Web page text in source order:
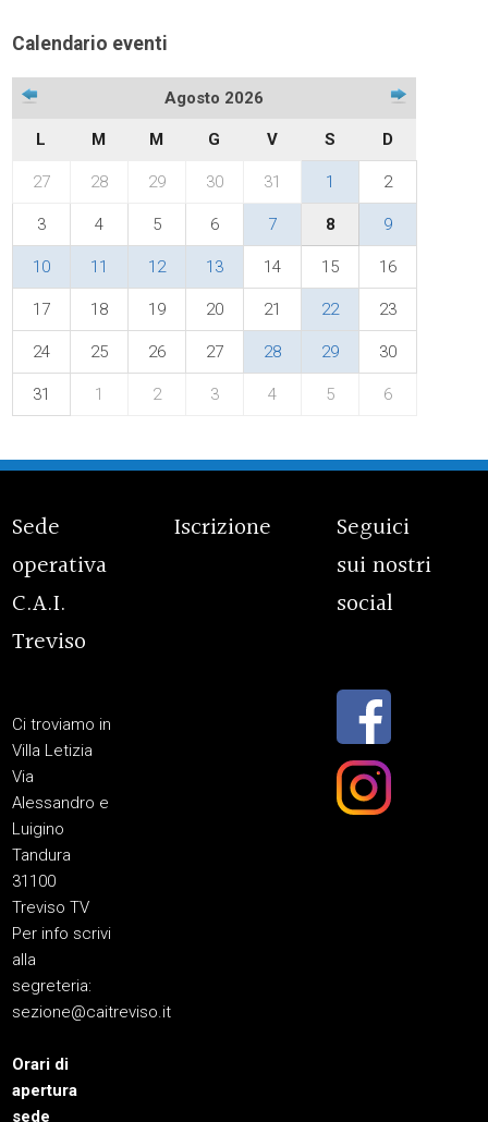
Calendario eventi
Agosto 2026
L M M G V S D
27 28 29 30 31 1 2
3 4 5 6 7 8 9
10 11 12 13 14 15 16
17 18 19 20 21 22 23
24 25 26 27 28 29 30
31 1 2 3 4 5 6
Sede
operativa
C.A.I.
Treviso
Ci troviamo in
Villa Letizia
Via
Alessandro e
Luigino
Tandura
31100
Treviso TV
Per info scrivi
alla
segreteria:
sezione@caitreviso.it
Orari di
apertura
sede
Iscrizione
Seguici
sui nostri
social